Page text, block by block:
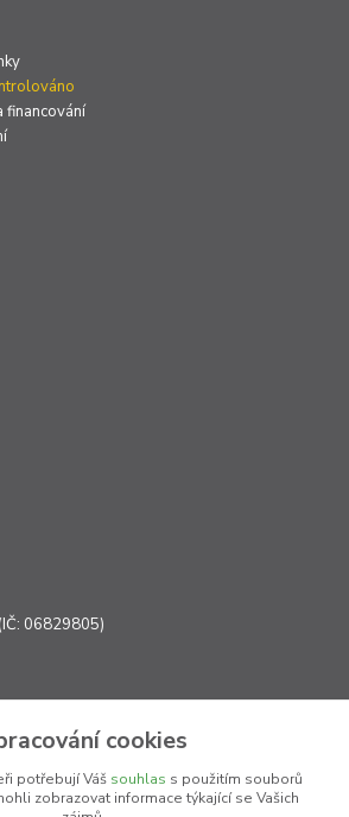
financování
06829805)
cookies
potřebují Váš souhlas s použitím souborů
zobrazovat informace týkající se Vašich